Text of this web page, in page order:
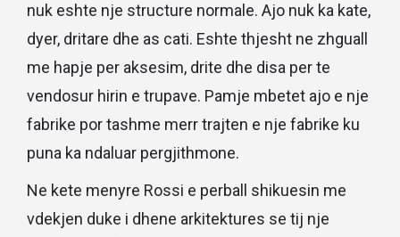
nuk eshte nje structure normale. Ajo nuk ka kate,
dyer, dritare dhe as cati. Eshte thjesht ne zhguall
me hapje per aksesim, drite dhe disa per te
vendosur hirin e trupave. Pamje mbetet ajo e nje
fabrike por tashme merr trajten e nje fabrike ku
puna ka ndaluar pergjithmone.
Ne kete menyre Rossi e perball shikuesin me
vdekjen duke i dhene arkitektures se tij nje